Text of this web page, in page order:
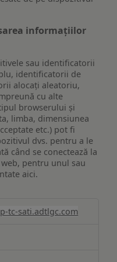
informațiilor
sau identificatorii
identificatorii de
alocați aleatoriu,
cu alte
browserului și
limba, dimensiunea
etc.) pot fi
dvs. pentru a le
când se conectează la
pentru unul sau
aici.
tc-sati.adtlgc.com